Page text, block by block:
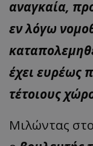
αναγκαία,
εν λόγω
έχει ευρέως
τέτοιους
Μιλώντας στο